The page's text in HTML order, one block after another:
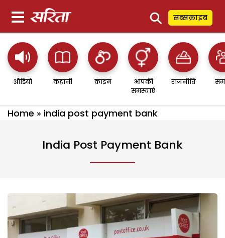
⚲ सब्सक्राइब
ऑडियो कहानी क्राइम
आपकी
समस्याएं
राजनीति
Home » india post payment bank
India Post Payment Bank